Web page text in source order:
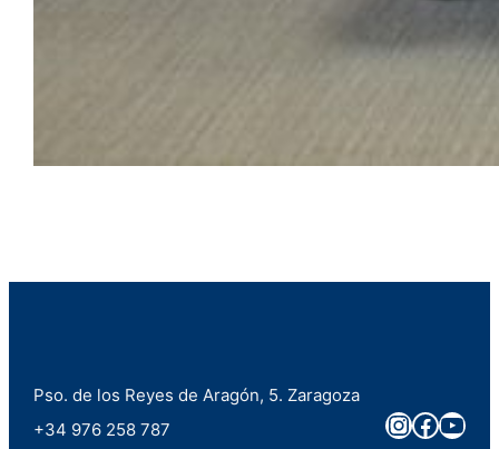
Pso. de los Reyes de Aragón, 5. Zaragoza
+34 976 258 787